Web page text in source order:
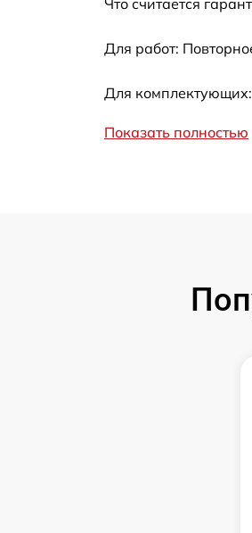
Калибровка
Ремонт
Замена датчиков
Что считается
Для работ:
Для
Показать полностью